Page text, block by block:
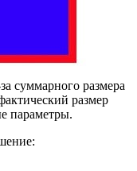
суммарного размера
размер
параметры.